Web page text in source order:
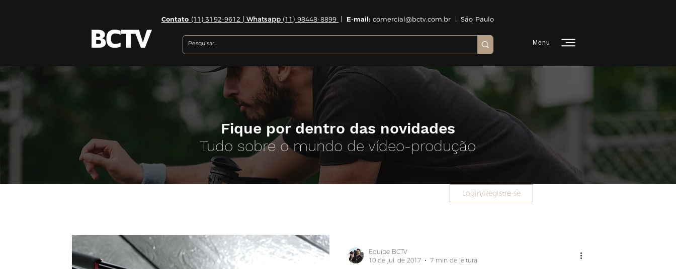
Contato (11) 3192-9612 | Whatsapp(11) 98448-8899 E-mail: comercial@bctv.com.br | São Paulo
Menu
Fique por dentro das novidades
Tudo sobre o mundo de vídeo-produção
Login/Registre-se
Equipe BCTV
10 de jul. de 2017
7 min de leitura